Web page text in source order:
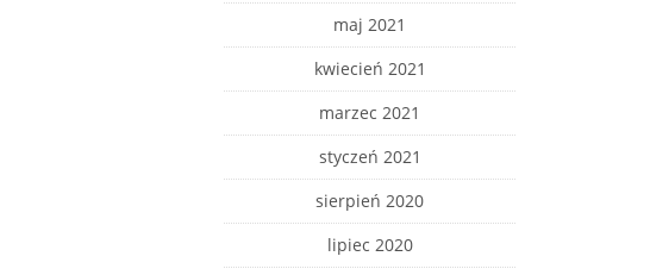
maj 2021
kwiecień 2021
marzec 2021
styczeń 2021
sierpień 2020
lipiec 2020